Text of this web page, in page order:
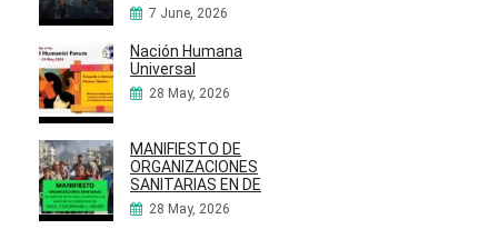
7 June, 2026
Nación Humana
Universal
28 May, 2026
MANIFIESTO DE
ORGANIZACIONES
SANITARIAS EN DE
28 May, 2026